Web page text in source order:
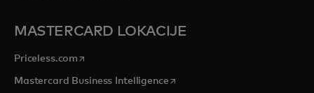
MASTERCARD LOKACIJE
Priceless.com opens in a new tab
Mastercard Business Intelligenceopens in a new tab